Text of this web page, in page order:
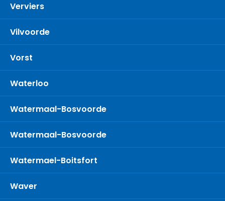
Verviers
Vilvoorde
Vorst
Waterloo
Watermaal-Bosvoorde
Watermaal-Bosvoorde
Watermael-Boitsfort
Waver